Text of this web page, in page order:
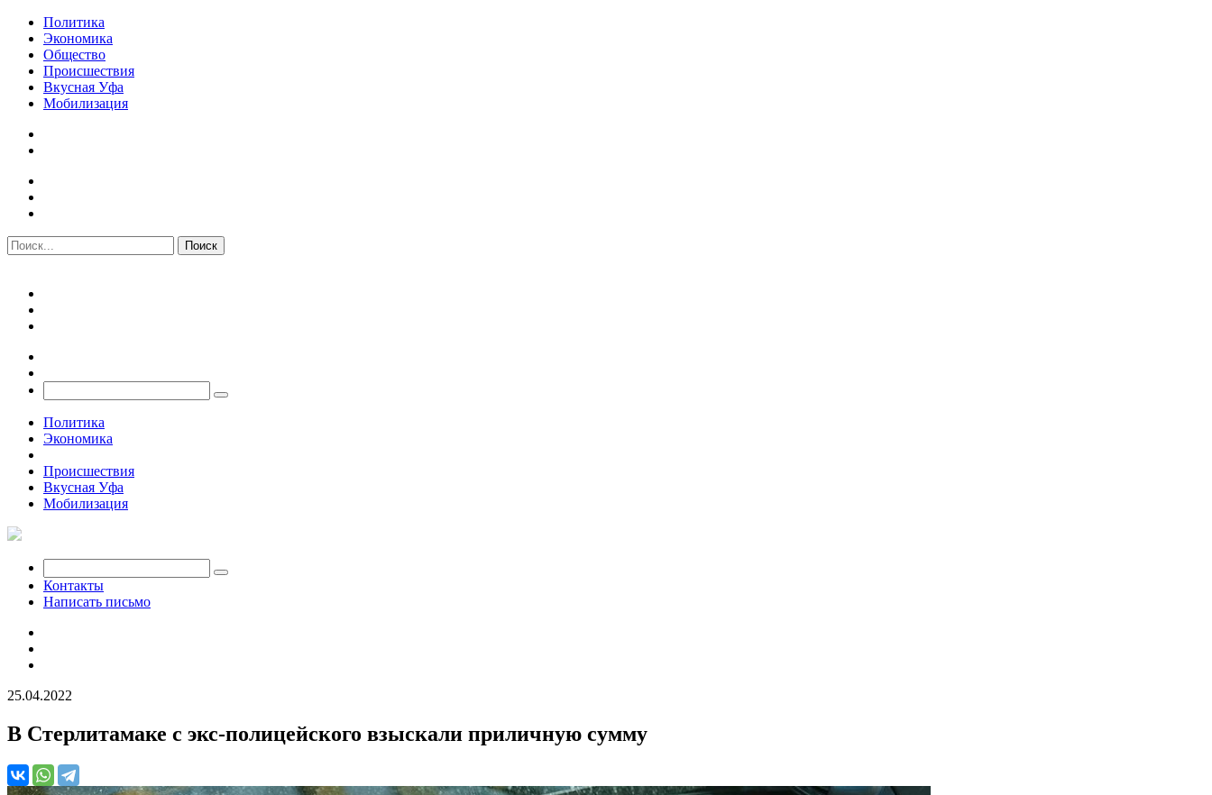
Политика
Экономика
Общество
Происшествия
Вкусная Уфа
Мобилизация
Политика
Экономика
Происшествия
Вкусная Уфа
Мобилизация
Контакты
Написать письмо
25.04.2022
В Стерлитамаке с экс-полицейского взыскали приличную сумму